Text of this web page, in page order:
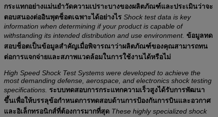
กระแทกอย่างแม่นยำวัดความเปราะบางของผลิตภัณฑ์และประเมินว่าจะ
ตอบสนองต่ออินพุตช็อตเฉพาะได้อย่างไร Shock test data is key
information when determining if your product is capable of
withstanding its intended distribution and use environment. ข้อมูลทด
สอบช็อตเป็นข้อมูลสำคัญเมื่อพิจารณาว่าผลิตภัณฑ์ของคุณสามารถทน
ต่อการแจกจ่ายและสภาพแวดล้อมในการใช้งานได้หรือไม่
High Speed Shock Test Systems were developed to achieve the
most demanding defense, aerospace, and electronics shock testing
specifications. ระบบทดสอบการกระแทกความเร็วสูงได้รับการพัฒนา
ขึ้นเพื่อให้บรรลุข้อกำหนดการทดสอบด้านการป้องกันการบินและอวกาศ
และอิเล็กทรอนิกส์ที่ต้องการมากที่สุด These highly specialized shock